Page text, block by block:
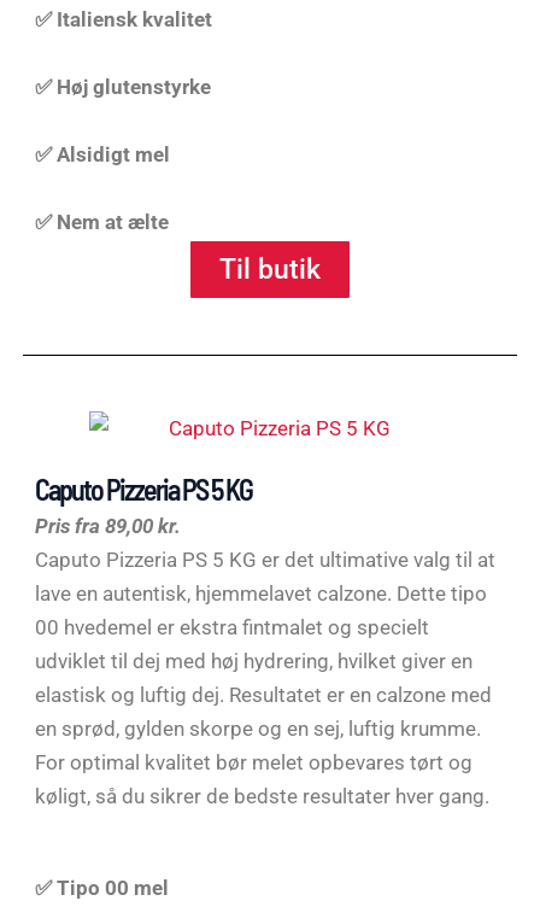
✅ Italiensk kvalitet
✅ Høj glutenstyrke
✅ Alsidigt mel
✅ Nem at ælte
Til butik
Caputo Pizzeria PS 5 KG
Pris fra 89,00 kr.
Caputo Pizzeria PS 5 KG er det ultimative valg til at
lave en autentisk, hjemmelavet calzone. Dette tipo
00 hvedemel er ekstra fintmalet og specielt
udviklet til dej med høj hydrering, hvilket giver en
elastisk og luftig dej. Resultatet er en calzone med
en sprød, gylden skorpe og en sej, luftig krumme.
For optimal kvalitet bør melet opbevares tørt og
køligt, så du sikrer de bedste resultater hver gang.
✅ Tipo 00 mel